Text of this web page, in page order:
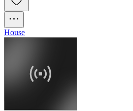
House